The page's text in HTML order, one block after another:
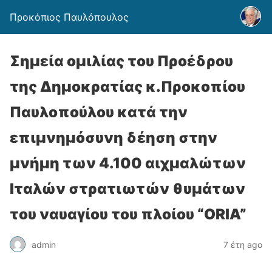
Προκόπιος Παυλόπουλος
Σημεία ομιλίας του Προέδρου
της Δημοκρατίας κ.Προκοπίου
Παυλοπούλου κατά την
επιμνημόσυνη δέηση στην
μνήμη των 4.100 αιχμαλώτων
Ιταλών στρατιωτών θυμάτων
του ναυαγίου του πλοίου “ORIA”
admin 7 έτη ago